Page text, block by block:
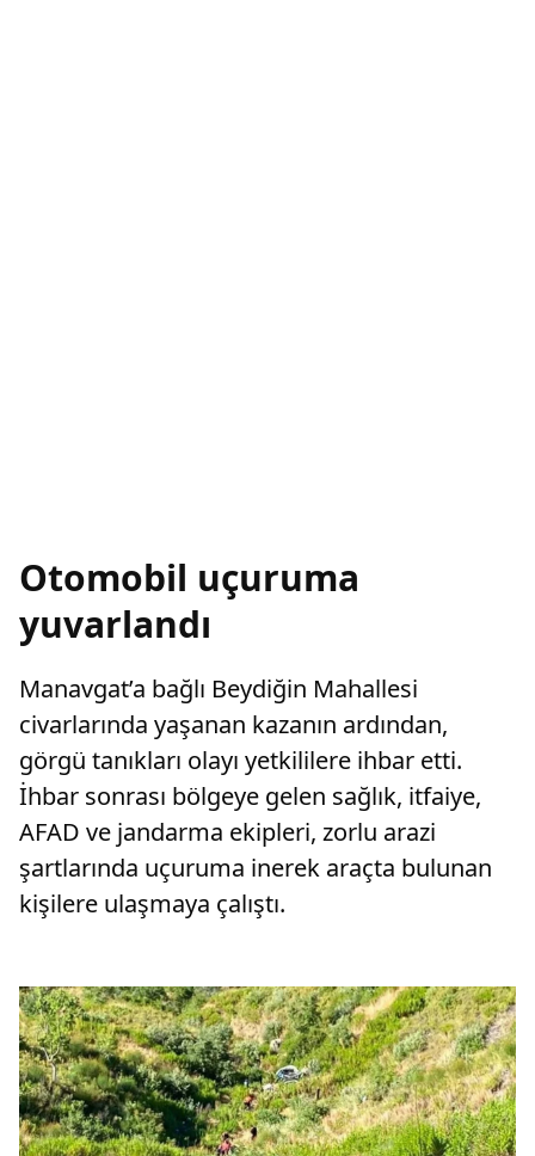
Otomobil uçuruma
yuvarlandı
Manavgat’a bağlı Beydiğin Mahallesi
civarlarında yaşanan kazanın ardından,
görgü tanıkları olayı yetkililere ihbar etti.
İhbar sonrası bölgeye gelen sağlık, itfaiye,
AFAD ve jandarma ekipleri, zorlu arazi
şartlarında uçuruma inerek araçta bulunan
kişilere ulaşmaya çalıştı.